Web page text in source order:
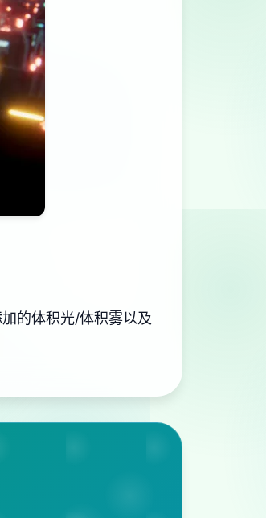
的体积光/体积雾以及